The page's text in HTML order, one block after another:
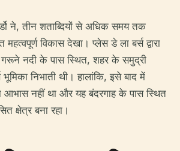
ने, तीन शताब्दियों से अधिक समय तक
विकास देखा। प्लेस डे ला बर्स द्वारा
नदी के पास स्थित, शहर के समुद्री
भूमिका निभाती थी। हालांकि, इसे बाद में
आभास नहीं था और यह बंदरगाह के पास स्थित
क्षेत्र बना रहा।